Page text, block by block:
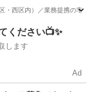
・西区内）／業務提携の
玉 さいたま市
ください📺✨
します
Ad